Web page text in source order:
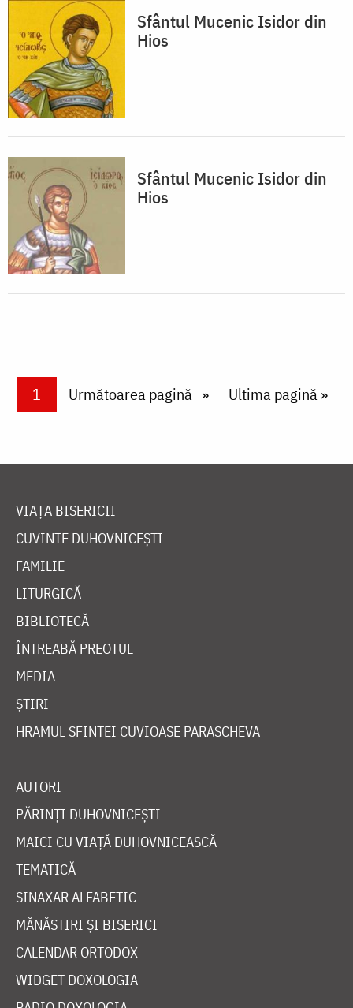
Sfântul Mucenic Isidor din
Hios
Sfântul Mucenic Isidor din
Hios
PaginareCurrent page
1 Next page
Următoarea pagină Last page
Ultima pagină »
VIAȚA BISERICII
CUVINTE DUHOVNICEȘTI
FAMILIE
LITURGICĂ
BIBLIOTECĂ
ÎNTREABĂ PREOTUL
MEDIA
ȘTIRI
HRAMUL SFINTEI CUVIOASE PARASCHEVA
AUTORI
PĂRINȚI DUHOVNICEȘTI
MAICI CU VIAȚĂ DUHOVNICEASCĂ
TEMATICĂ
SINAXAR ALFABETIC
MĂNĂSTIRI ȘI BISERICI
CALENDAR ORTODOX
WIDGET DOXOLOGIA